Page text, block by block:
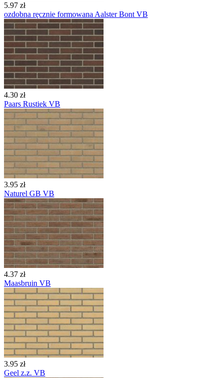
5.97 zł
ozdobna ręcznie formowana Aalster Bont VB
4.30 zł
Paars Rustiek VB
3.95 zł
Naturel GB VB
4.37 zł
Maasbruin VB
3.95 zł
Geel z.z. VB